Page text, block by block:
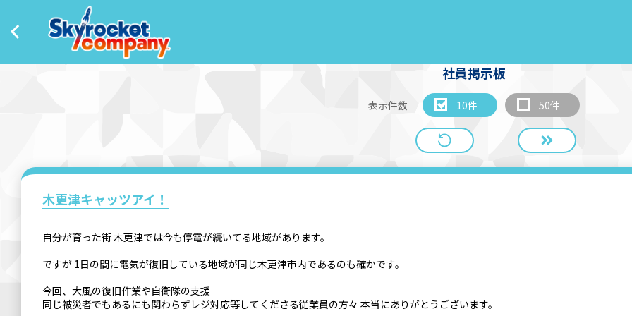
社員掲示板
表示件数 10件 50件
木更津キャッツアイ！
自分が育った街 木更津では今も停電が続いてる地域があります。
ですが 1日の間に電気が復旧している地域が同じ木更津市内であるのも確かです。
今回、大風の復旧作業や自衛隊の支援
同じ被災者でもあるにも関わらずレジ対応等してくださる従業員の方々 本当にありがとうございます。